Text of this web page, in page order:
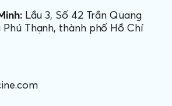
Lầu 3, Số 42 Trần Quang
Thạnh, thành phố Hồ Chí